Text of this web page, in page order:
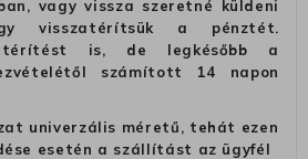
vagy vissza szeretné küldeni
visszatérítsük a pénztét.
is, de legkésőbb a
számított 14 napon
univerzális méretű, tehát ezen
esetén a szállítást az ügyfél